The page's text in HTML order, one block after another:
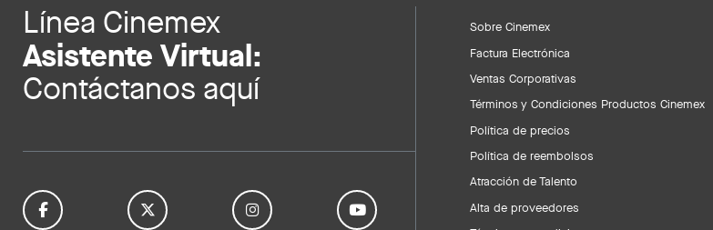
Línea Cinemex
Asistente Virtual:
Contáctanos aquí
Sobre Cinemex
Factura Electrónica
Ventas Corporativas
Términos y Condiciones Productos Cinemex
Política de precios
Política de reembolsos
Atracción de Talento
Alta de proveedores